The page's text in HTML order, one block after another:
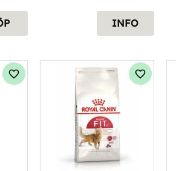
INFO
Lägg till i favoriter Lägg